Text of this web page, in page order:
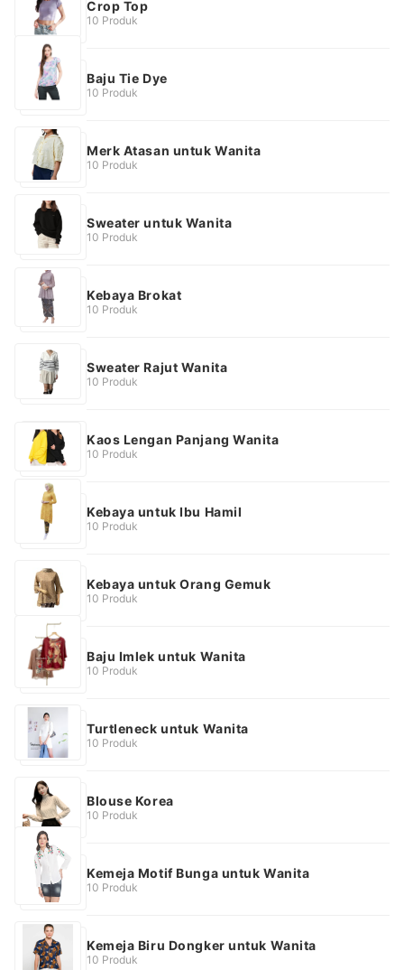
Crop Top
10 Produk
Baju Tie Dye
10 Produk
Merk Atasan untuk Wanita
10 Produk
Sweater untuk Wanita
10 Produk
Kebaya Brokat
10 Produk
Sweater Rajut Wanita
10 Produk
Kaos Lengan Panjang Wanita
10 Produk
Kebaya untuk Ibu Hamil
10 Produk
Kebaya untuk Orang Gemuk
10 Produk
Baju Imlek untuk Wanita
10 Produk
Turtleneck untuk Wanita
10 Produk
Blouse Korea
10 Produk
Kemeja Motif Bunga untuk Wanita
10 Produk
Kemeja Biru Dongker untuk Wanita
10 Produk